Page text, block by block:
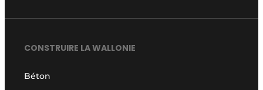
CONSTRUIRE LA WALLONIE
Béton